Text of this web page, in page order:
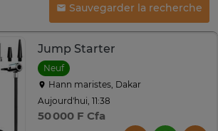
Sauvegarder la recherche
Jump Starter
Neuf
Hann maristes, Dakar
Aujourd'hui, 11:38
50 000 F Cfa